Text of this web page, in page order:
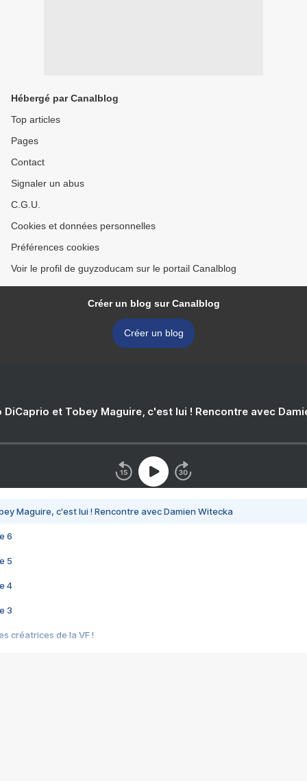
Hébergé par Canalblog
Top articles
Pages
Contact
Signaler un abus
C.G.U.
Cookies et données personnelles
Préférences cookies
Voir le profil de guyzoducam sur le portail Canalblog
Créer un blog sur Canalblog
Créer un blog
DiCaprio et Tobey Maguire, c'est lui ! Rencontre avec
Maguire, c'est lui ! Rencontre avec Damien Witecka
6
5
4
3
créatrices de la VF !